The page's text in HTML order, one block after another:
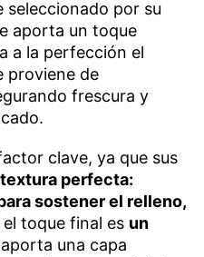
seleccionado por su
aporta un toque
a la perfección el
proviene de
frescura y
clave, ya que sus
textura perfecta:
sostener el relleno,
el toque final es un
una capa